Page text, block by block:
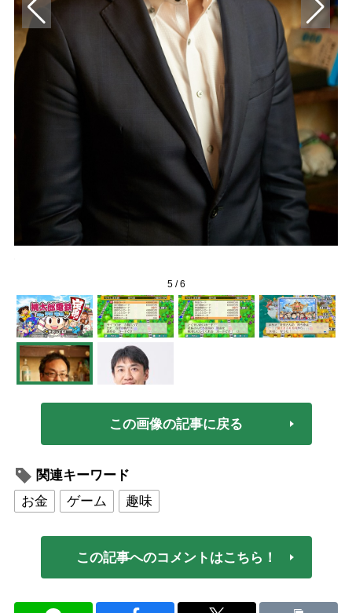
5/6
この画像の記事に戻る
関連キーワード
お金
ゲーム 趣味
この記事へのコメントはこちら！